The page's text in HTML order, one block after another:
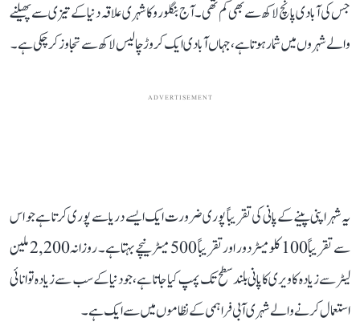
جس کی آبادی پانچ لاکھ سے بھی کم تھی۔ آج بنگلورو کا شہری علاقہ دنیا کے تیزی سے پھیلنے
والے شہروں میں شمار ہوتا ہے، جہاں آبادی ایک کروڑ چالیس لاکھ سے تجاوز کر چکی ہے۔
ADVERTISEMENT
یہ شہر اپنی پینے کے پانی کی تقریباً پوری ضرورت ایک ایسے دریا سے پوری کرتا ہے جو اس
سے تقریباً 100 کلومیٹر دور اور تقریباً 500 میٹر نیچے بہتا ہے۔ روزانہ 2,200 ملین
لیٹر سے زیادہ کاویری کا پانی بلند سطح تک پمپ کیا جاتا ہے، جو دنیا کے سب سے زیادہ توانائی
استعمال کرنے والے شہری آبی فراہمی کے نظاموں میں سے ایک ہے۔